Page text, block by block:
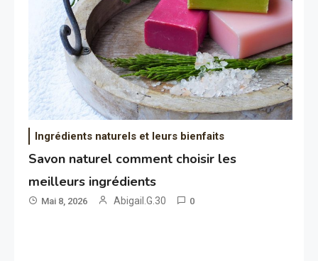
Ingrédients naturels et leurs bienfaits
Savon naturel comment choisir les
meilleurs ingrédients
Mai 8, 2026 Abigail.G.30 0